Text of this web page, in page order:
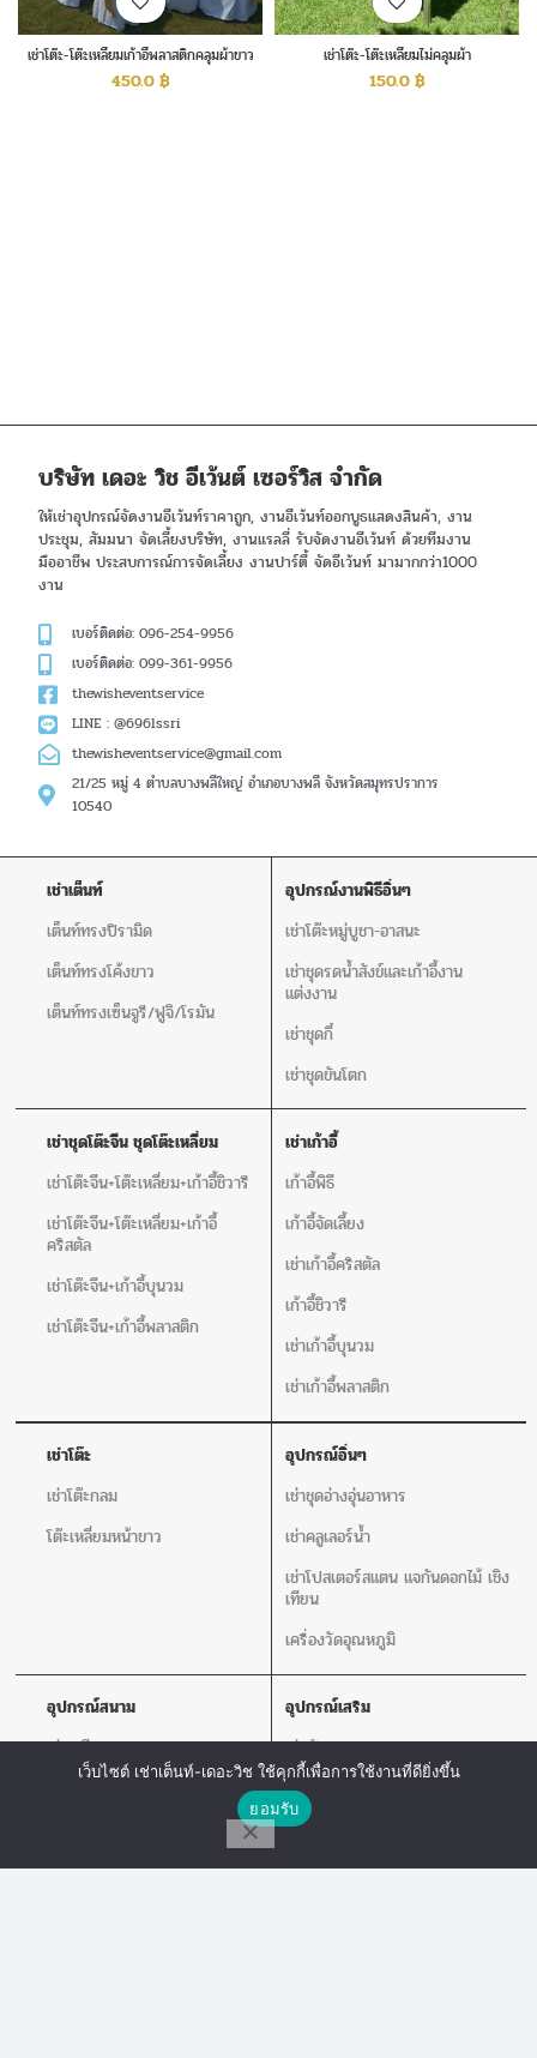
เช่าโต๊ะ-โต๊ะเหลี่ยมเก้าอี้พลาสติกคลุมผ้าขาว
โบว์สีทอง
450.0฿
เช่าโต๊ะ-โต๊ะเหลี่ยมไม่คลุมผ้า
150.0฿
บริษัท เดอะ วิช อีเว้นต์ เซอร์วิส จำกัด
ให้เช่าอุปกรณ์จัดงานอีเว้นท์ราคาถูก, งานอีเว้นท์ออกบูธแสดงสินค้า, งาน
ประชุม, สัมมนา จัดเลี้ยงบริษัท, งานแรลลี่ รับจัดงานอีเว้นท์ ด้วยทีมงาน
มืออาชีพ ประสบการณ์การจัดเลี้ยง งานปาร์ตี้ จัดอีเว้นท์ มามากกว่า1000
งาน
เบอร์ติดต่อ: 096-254-9956
เบอร์ติดต่อ: 099-361-9956
thewisheventservice
LINE : @696lssri
thewisheventservice@gmail.com
21/25 หมู่ 4 ตำบลบางพลีใหญ่ อำเภอบางพลี จังหวัดสมุทรปราการ
10540
เช่าเต็นท์
เต็นท์ทรงปิรามิด
เต็นท์ทรงโค้งขาว
เต็นท์ทรงเซ็นจูรี/ฟูจิ/โรมัน
อุปกรณ์งานพิธีอิ่นๆ
เช่าโต๊ะหมู่บูชา-อาสนะ
เช่าชุดรดน้ำสังข์และเก้าอี้งาน
แต่งงาน
เช่าชุดกี๋
เช่าชุดขันโตก
เช่าชุดโต๊ะจีน ชุดโต๊ะเหลี่ยม
เช่าโต๊ะจีน+โต๊ะเหลี่ยม+เก้าอี้ชิวารี
เช่าโต๊ะจีน+โต๊ะเหลี่ยม+เก้าอี้
คริสตัล
เช่าโต๊ะจีน+เก้าอี้บุนวม
เช่าโต๊ะจีน+เก้าอี้พลาสติก
เช่าเก้าอี้
เก้าอี้พิธี
เก้าอี้จัดเลี้ยง
เช่าเก้าอี้คริสตัล
เก้าอี้ชิวารี
เช่าเก้าอี้บุนวม
เช่าเก้าอี้พลาสติก
เช่าโต๊ะ
เช่าโต๊ะกลม
โต๊ะเหลี่ยมหน้าขาว
อุปกรณ์อิ่นๆ
เช่าชุดอ่างอุ่นอาหาร
เช่าคลูเลอร์น้ำ
เช่าโปสเตอร์สแตน แจกันดอกไม้ เชิง
เทียน
เครื่องวัดอุณหภูมิ
อุปกรณ์สนาม
เช่าเวที
เช่าโซฟา
อุปกรณ์เสริม
เช่าพัดลม
เช่าเสากั้นบริเขต
เช่าโปสเตอร์สแตน แจกันดอกไม้ เชิง
Line Chat
เว็บไซต์ เช่าเต็นท์-เดอะวิช ใช้คุกกี้เพื่อการใช้งานที่ดียิ่งขึ้น
ยอมรับ